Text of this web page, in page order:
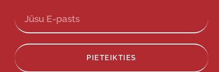
PIETEIKTIES